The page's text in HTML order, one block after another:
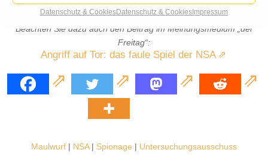
Datenschutz & CookiesDatenschutz & CookiesImpressum
Beachten Sie dazu auch den Beitrag im Meinungsmedium „der
Freitag“:
Angriff auf Tor: das faule Spiel der NSA
Maulwurf| NSA| Spionage | Untersuchungsausschuss